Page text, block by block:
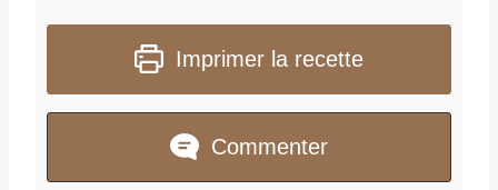
Imprimer la recette
Commenter